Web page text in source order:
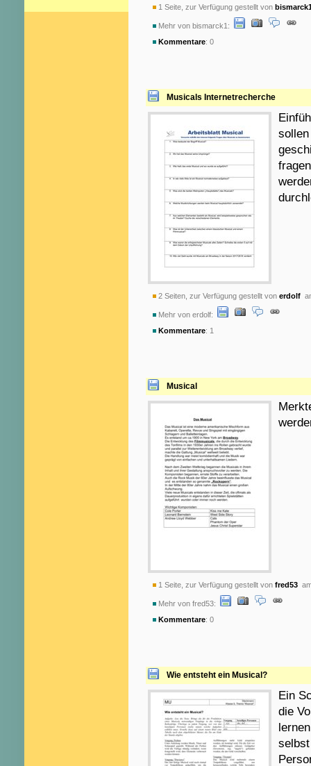
1 Seite, zur Verfügung gestellt von
Mehr von bismarck1:
Kommentare: 0
Musicals Internetrecherche
2 Seiten, zur Verfügung gestellt von erdolf
Mehr von erdolf:
Kommentare: 1
Musical
1 Seite, zur Verfügung gestellt von fred53
Mehr von fred53:
Kommentare: 0
Wie entsteht ein Musical?
Ein
die